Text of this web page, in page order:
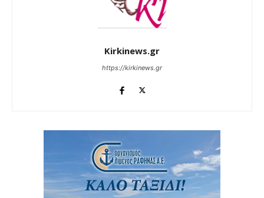
Kirkinews.gr
https://kirkinews.gr